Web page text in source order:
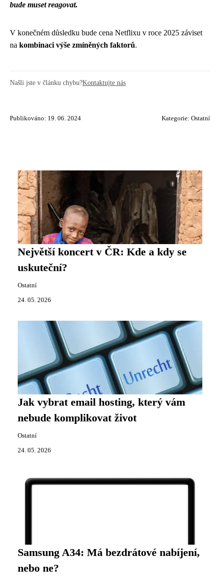
bude muset reagovat.
V konečném důsledku bude cena Netflixu v roce 2025 záviset
na kombinaci výše zmíněných faktorů.
Našli jste v článku chybu?Kontaktujte nás
Publikováno: 19. 06. 2024 Kategorie: Ostatní
Největší koncert v ČR: Kde a kdy se
uskuteční?
Ostatní
24. 05. 2026
Jak vybrat email hosting, který vám
nebude komplikovat život
Ostatní
24. 05. 2026
Samsung A34: Má bezdrátové nabíjení,
nebo ne?